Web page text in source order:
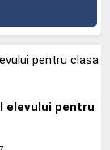
elevului pentru